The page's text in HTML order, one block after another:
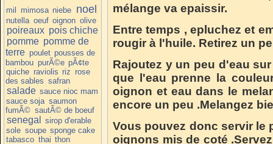
mil mimosa niebe noel
nutella oeuf oignon olive
poireaux pois chiche
pomme pomme de
terre poulet pousses de
bambou purÃ©e pÃ¢te
quiche raviolis riz rose
des sables safran
salade sauce nioc mam
sauce soja saumon
fumÃ© sautÃ© de boeuf
senegal
sirop d'erable
sole soupe sponge cake
tabasco thai thon
mélange va epaissir.
Entre temps , epluchez et
rougir à l'huile. Retirez un
Rajoutez y un peu d'eau
que l'eau prenne la
oignon et eau dans le
encore un peu .Melangez
Vous pouvez donc servir le
oignons mis de coté